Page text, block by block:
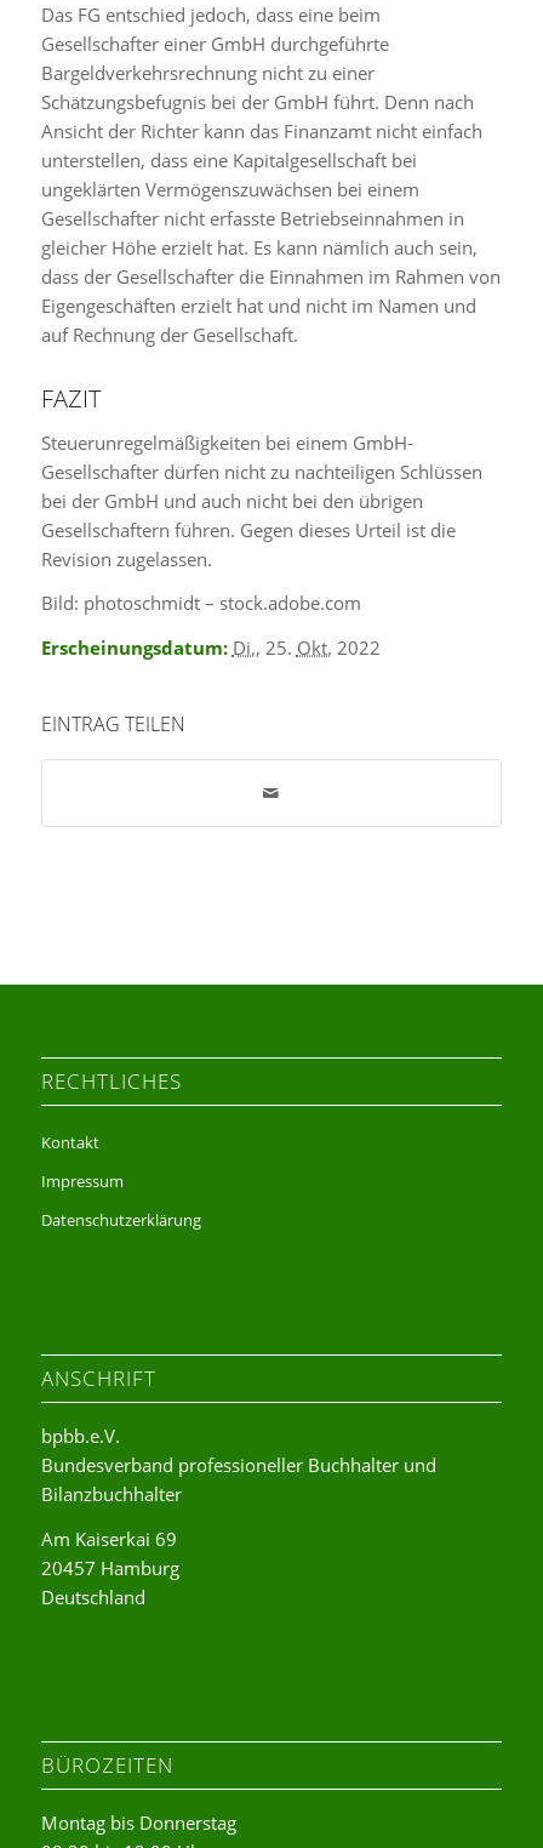
Das FG entschied jedoch, dass eine beim
Gesellschafter einer GmbH durchgeführte
Bargeldverkehrsrechnung nicht zu einer
Schätzungsbefugnis bei der GmbH führt. Denn nach
Ansicht der Richter kann das Finanzamt nicht einfach
unterstellen, dass eine Kapitalgesellschaft bei
ungeklärten Vermögenszuwächsen bei einem
Gesellschafter nicht erfasste Betriebseinnahmen in
gleicher Höhe erzielt hat. Es kann nämlich auch sein,
dass der Gesellschafter die Einnahmen im Rahmen von
Eigengeschäften erzielt hat und nicht im Namen und
auf Rechnung der Gesellschaft.
FAZIT
Steuerunregelmäßigkeiten bei einem GmbH-
Gesellschafter dürfen nicht zu nachteiligen Schlüssen
bei der GmbH und auch nicht bei den übrigen
Gesellschaftern führen. Gegen dieses Urteil ist die
Revision zugelassen.
Bild: photoschmidt – stock.adobe.com
Erscheinungsdatum: Di., 25. Okt. 2022
EINTRAG TEILEN
RECHTLICHES
Kontakt
Impressum
Datenschutzerklärung
ANSCHRIFT
bpbb.e.V.
Bundesverband professioneller Buchhalter und
Bilanzbuchhalter
Am Kaiserkai 69
20457 Hamburg
Deutschland
BÜROZEITEN
Montag bis Donnerstag